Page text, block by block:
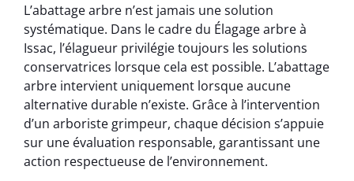
L’abattage arbre n’est jamais une solution
systématique. Dans le cadre du Élagage arbre à
Issac, l’élagueur privilégie toujours les solutions
conservatrices lorsque cela est possible. L’abattage
arbre intervient uniquement lorsque aucune
alternative durable n’existe. Grâce à l’intervention
d’un arboriste grimpeur, chaque décision s’appuie
sur une évaluation responsable, garantissant une
action respectueuse de l’environnement.